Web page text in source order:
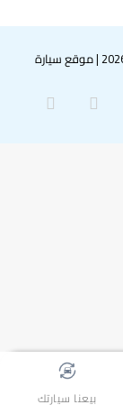
|موقع سيارة
انستقرام سناب
بيعنا سيارتك